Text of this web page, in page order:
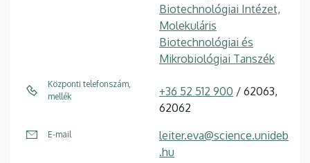
Biotechnológiai Intézet,
Molekuláris
Biotechnológiai és
Mikrobiológiai Tanszék
Központi telefonszám,
mellék
+36 52 512 900 / 62063,
62062
E-mail
leiter.eva@science.unideb
.hu